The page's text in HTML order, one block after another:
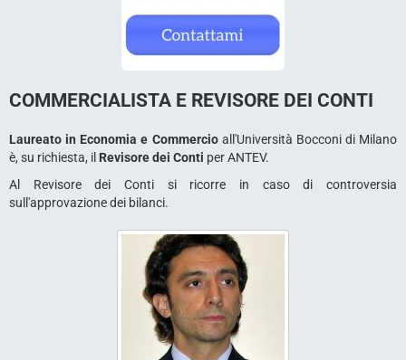
COMMERCIALISTA E REVISORE DEI CONTI
Laureato in Economia e Commercioall'Università Bocconi di Milano
è, su richiesta, il Revisore dei Conti per ANTEV.
Al Revisore dei Conti si ricorre in caso di controversia
sull'approvazione dei bilanci.